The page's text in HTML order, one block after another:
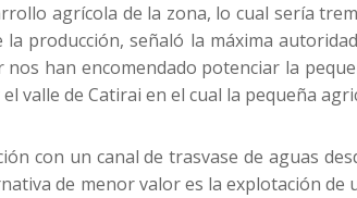
agrícola de la zona, lo cual sería
producción, señaló la máxima
han encomendado potenciar la
valle de Catirai en el cual la pequeña
con un canal de trasvase de aguas
de menor valor es la explotación